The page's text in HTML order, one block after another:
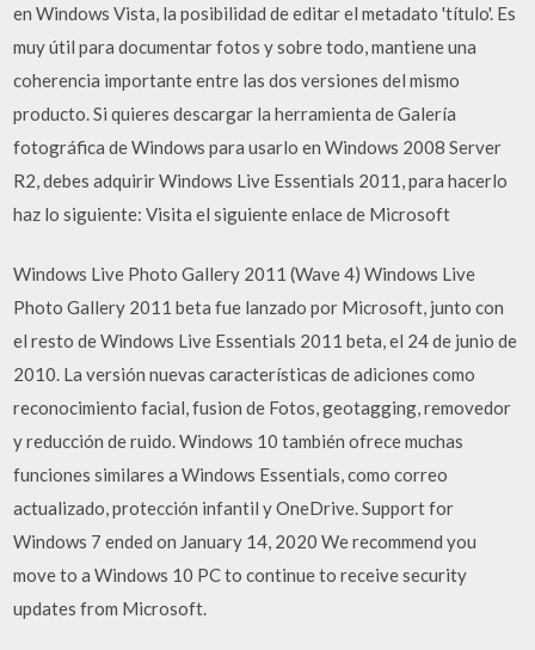
en Windows Vista, la posibilidad de editar el metadato 'título'. Es
muy útil para documentar fotos y sobre todo, mantiene una
coherencia importante entre las dos versiones del mismo
producto. Si quieres descargar la herramienta de Galería
fotográfica de Windows para usarlo en Windows 2008 Server
R2, debes adquirir Windows Live Essentials 2011, para hacerlo
haz lo siguiente: Visita el siguiente enlace de Microsoft
Windows Live Photo Gallery 2011 (Wave 4) Windows Live
Photo Gallery 2011 beta fue lanzado por Microsoft, junto con
el resto de Windows Live Essentials 2011 beta, el 24 de junio de
2010. La versión nuevas características de adiciones como
reconocimiento facial, fusion de Fotos, geotagging, removedor
y reducción de ruido. Windows 10 también ofrece muchas
funciones similares a Windows Essentials, como correo
actualizado, protección infantil y OneDrive. Support for
Windows 7 ended on January 14, 2020 We recommend you
move to a Windows 10 PC to continue to receive security
updates from Microsoft.